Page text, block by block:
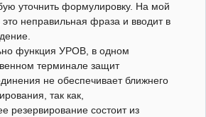
уточнить формулировку. На мой
это неправильная фраза и вводит в
функция УРОВ, в одном
терминале защит
не обеспечивает ближнего
так как,
резервирование состоит из